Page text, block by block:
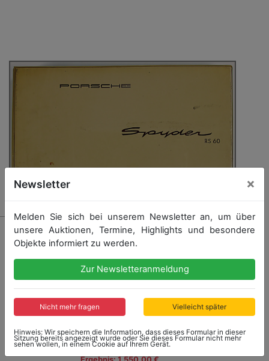
1448 - PORSCHE
Deutschland 1959, Betriebsanleitung Porsche Spyder
Newsletter ×
Melden Sie sich bei unserem Newsletter an, um über
unsere Auktionen, Termine, Highlights und besondere
Objekte informiert zu werden.
Zur Newsletteranmeldung
Nicht mehr fragen Vielleicht später
Hinweis: Wir speichern die Information, dass dieses Formular in dieser
Sitzung bereits angezeigt wurde oder Sie dieses Formular nicht mehr
sehen wollen, in einem Cookie auf Ihrem Gerät.